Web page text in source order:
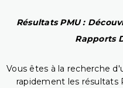
Résultats PMU :
Rapports
Vous êtes à la recherche
rapidement les résultats